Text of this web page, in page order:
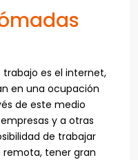
es el internet,
en una ocupación
de este medio
y a otras
de trabajar
tener gran